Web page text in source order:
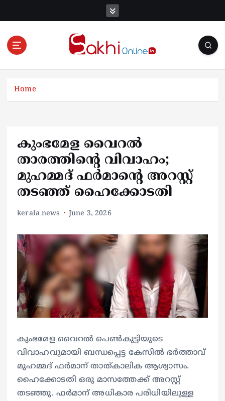
Online News Portal
Home
കുംഭമേള വൈറൽ
താരത്തിന്റെ വിവാഹം;
മുഹമ്മദ് ഫർമാന്റെ അറസ്റ്റ്
തടഞ്ഞ് ഹൈക്കോടതി
kerala news June 3, 2026
കുംഭമേള വൈറൽ പെൺകുട്ടിയുടെ
വിവാഹവുമായി ബന്ധപ്പെട്ട കേസിൽ ഭർത്താവ്
മുഹമ്മദ് ഫർമാന് താത്കാലിക ആശ്വാസം.
ഹൈക്കോടതി ഒരു മാസത്തേക്ക് അറസ്റ്റ്
തടഞ്ഞു. ഫർമാന് അധികാര പരിധിയിലുള്ള